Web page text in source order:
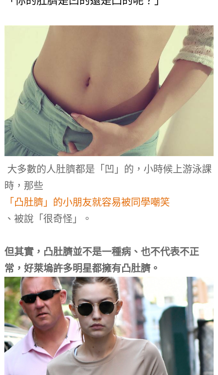
大多數的人肚臍都是「凹」的，小時候上游泳課
時，那些
「凸肚臍」的小朋友就容易被同學嘲笑
、被說「很奇怪」。
但其實，凸肚臍並不是一種病、也不代表不正
常，好萊塢許多明星都擁有凸肚臍。